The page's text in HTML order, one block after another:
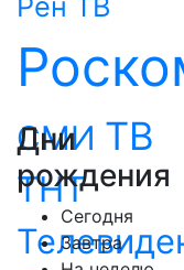
Рен ТВ
СМИ ТВ
ТНТ
Дни
рождения
Сегодня
Завтра